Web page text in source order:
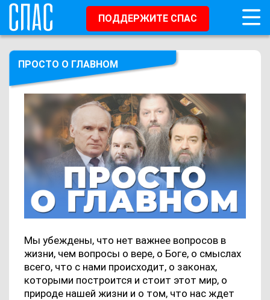
ПОДДЕРЖИТЕ СПАС
ПРОСТО О ГЛАВНОМ
Мы убеждены, что нет важнее вопросов в
жизни, чем вопросы о вере, о Боге, о смыслах
всего, что с нами происходит, о законах,
которыми построится и стоит этот мир, о
природе нашей жизни и о том, что нас ждет